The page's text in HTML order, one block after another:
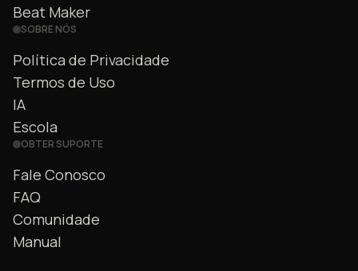
Beat Maker
SOBRE NÓS
Política de Privacidade
Termos de Uso
IA
Escola
OBTER SUPORTE
Fale Conosco
FAQ
Comunidade
Manual